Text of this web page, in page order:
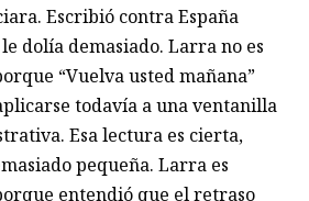
Escribió contra España
dolía demasiado. Larra no es
“Vuelva usted mañana”
todavía a una ventanilla
Esa lectura es cierta,
pequeña. Larra es
entendió que el retraso